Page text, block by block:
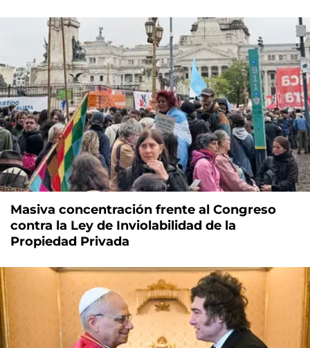
Masiva concentración frente al Congreso
contra la Ley de Inviolabilidad de la
Propiedad Privada